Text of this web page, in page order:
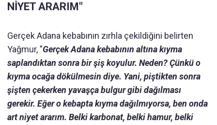
NİYET ARARIM"
Gerçek Adana kebabının zırhla çekildiğini belirten
Yağmur, "Gerçek Adana kebabının altına kıyma
saplandıktan sonra bir şiş koyulur. Neden? Çünkü o
kıyma ocağa dökülmesin diye. Yani, piştikten sonra
şişten çekerken yavaşça bulgur gibi dağılması
gerekir. Eğer o kebapta kıyma dağılmıyorsa, ben onda
art niyet ararım. Belki karbonat, belki hamur, belki